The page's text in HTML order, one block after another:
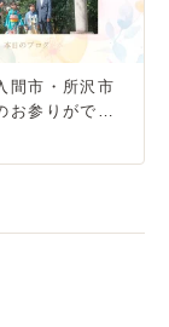
間市・所沢市
お参りができ